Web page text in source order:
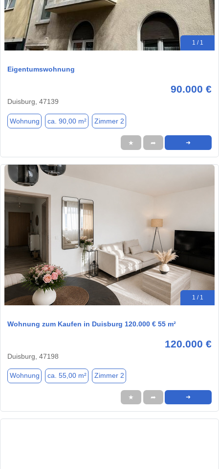
1 / 1
Eigentumswohnung
90.000 €
Duisburg, 47139
Wohnung ca. 90,00 m² Zimmer 2
★ ➦ ➜
1 / 1
Wohnung zum Kaufen in Duisburg 120.000 € 55 m²
120.000 €
Duisburg, 47198
Wohnung ca. 55,00 m² Zimmer 2
★ ➦ ➜